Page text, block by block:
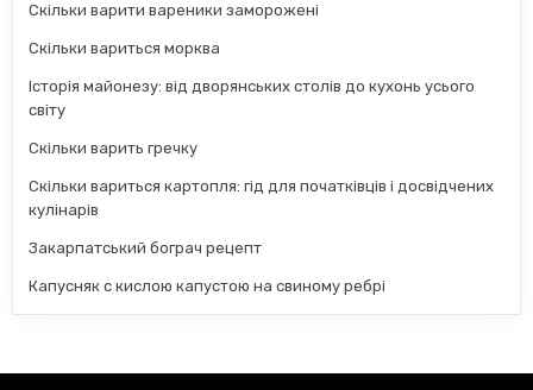
Скільки варити вареники заморожені
Скільки вариться морква
Історія майонезу: від дворянських столів до кухонь усього
світу
Скільки варить гречку
Скільки вариться картопля: гід для початківців і досвідчених
кулінарів
Закарпатський бограч рецепт
Капусняк с кислою капустою на свиному ребрі